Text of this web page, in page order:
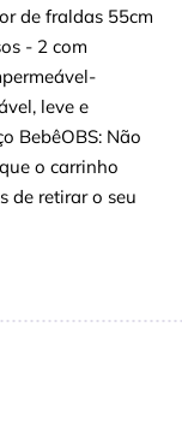
de fraldas 55cm
- 2 com
leve e
BebêOBS: Não
o carrinho
de retirar o seu